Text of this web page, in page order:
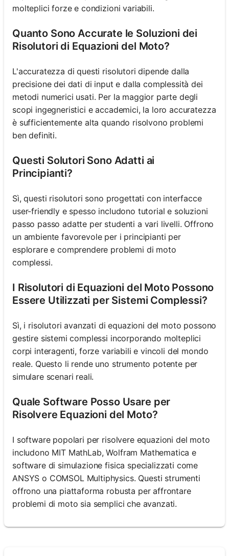
molteplici forze e condizioni variabili.
Quanto Sono Accurate le Soluzioni dei
Risolutori di Equazioni del Moto?
L'accuratezza di questi risolutori dipende dalla
precisione dei dati di input e dalla complessità dei
metodi numerici usati. Per la maggior parte degli
scopi ingegneristici e accademici, la loro accuratezza
è sufficientemente alta quando risolvono problemi
ben definiti.
Questi Solutori Sono Adatti ai
Principianti?
Sì, questi risolutori sono progettati con interfacce
user-friendly e spesso includono tutorial e soluzioni
passo passo adatte per studenti a vari livelli. Offrono
un ambiente favorevole per i principianti per
esplorare e comprendere problemi di moto
complessi.
I Risolutori di Equazioni del Moto Possono
Essere Utilizzati per Sistemi Complessi?
Sì, i risolutori avanzati di equazioni del moto possono
gestire sistemi complessi incorporando molteplici
corpi interagenti, forze variabili e vincoli del mondo
reale. Questo li rende uno strumento potente per
simulare scenari reali.
Quale Software Posso Usare per
Risolvere Equazioni del Moto?
I software popolari per risolvere equazioni del moto
includono MIT MathLab, Wolfram Mathematica e
software di simulazione fisica specializzati come
ANSYS o COMSOL Multiphysics. Questi strumenti
offrono una piattaforma robusta per affrontare
problemi di moto sia semplici che avanzati.